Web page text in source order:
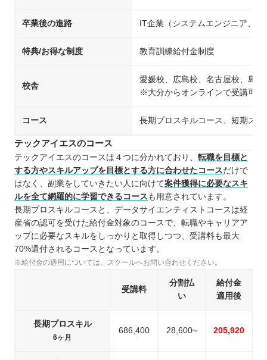
卒業後の進路 IT企業（システムエンジニア、
特典/お得な制度 教育訓練給付金制度
校舎
愛媛校、広島校、名古屋校、島根
※大分からオンラインで受講可能
コース 長期プロスキルコース、短期ス
テックアイエスのコース
テックアイエスのコースは４つに分かれており、 転職を目標と
する方やスキルアップを目標とする方に合わせたコースだけで
はなく、副業をしていきたい人に向けて案件獲得に必要なスキ
ルを全て網羅的に学習できるコース も用意されています。
長期プロスキルコースと、データサイエンティストコースは経
産省の認可を受けた給付金対象のコースで、転職やキャリアア
ップに必要なスキルをしっかりと取得しつつ、受講料も最大
70%還付されるコースとなっています。
※給付金の適用については、スクールへお問い合わせください。
受講料
分割払
い
給付金
適用後
長期プロスキル
6ヶ月
686,400 28,600~ 205,920